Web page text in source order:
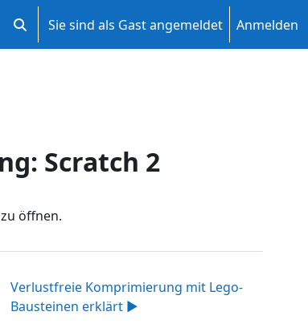
Sucheingabe umschalten
Sie sind als Gast angemeldet Anmelden
Scratch 2
öffnen.
Verlustfreie Komprimierung mit Lego-
Bausteinen erklärt ▶︎